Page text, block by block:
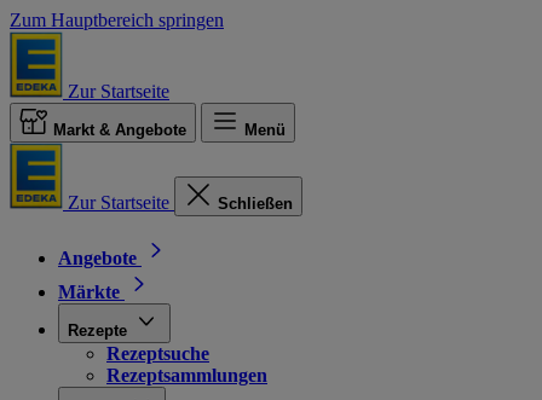
Zum Hauptbereich springen
Zur Startseite
Markt & Angebote Menü
Zur Startseite Schließen
Angebote
Märkte
Rezepte
Rezeptsuche
Rezeptsammlungen